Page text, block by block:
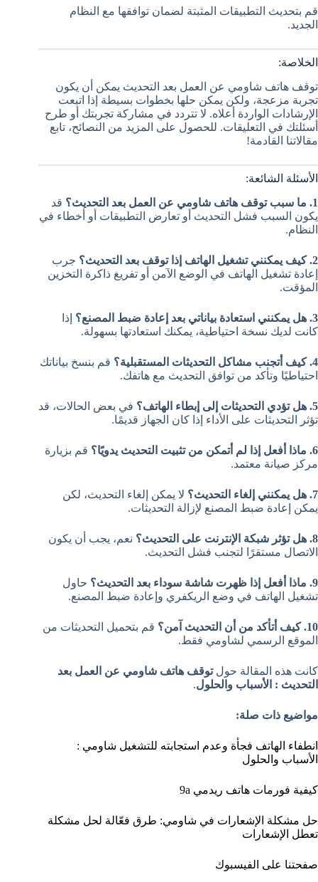
قم بتحديث التطبيقات المثبتة لضمان توافقها مع النظام
الجديد.
الخلاصة:
توقف هاتف شاومي عن العمل بعد التحديث يمكن أن يكون
تجربة مزعجة، ولكن يمكن حلها بخطوات بسيطة إذا اتبعت
الإرشادات الواردة أعلاه. لا تتردد في مشاركة تجربتك أو طرح
أسئلتك في التعليقات. للحصول على المزيد من النصائح، تابع
مقالاتنا القادمة!
الأسئلة الشائعة:
1. ما سبب توقف هاتف شاومي عن العمل بعد التحديث؟
قد
يكون السبب فشل التحديث أو تعارض التطبيقات أو أخطاء في
النظام.
2. كيف يمكنني تشغيل الهاتف إذا توقف بعد التحديث؟
جرب
إعادة تشغيل الهاتف في الوضع الآمن أو تفريغ ذاكرة التخزين
المؤقت.
3. هل يمكنني استعادة بياناتي بعد إعادة ضبط المصنع؟
إذا
كانت لديك نسخة احتياطية، يمكنك استعادتها بسهولة.
4. كيف أتجنب مشاكل التحديثات المستقبلية؟
قم بنسخ بياناتك
احتياطيًا وتأكد من توافق التحديث مع هاتفك.
5. هل تؤدي التحديثات إلى إبطاء الهاتف؟
في بعض الحالات، قد
تؤثر التحديثات على الأداء إذا كان الجهاز قديمًا.
6. ماذا أفعل إذا لم أتمكن من تثبيت التحديث يدويًا؟
قم بزيارة
مركز صيانة معتمد.
7. هل يمكنني إلغاء التحديث؟
لا يمكن إلغاء التحديث، لكن
يمكن إعادة ضبط المصنع لإزالة التحديثات.
8. هل تؤثر شبكة الإنترنت على التحديث؟
نعم، يجب أن يكون
الاتصال مستقرًا لتجنب فشل التحديث.
9. ماذا أفعل إذا ظهرت شاشة سوداء بعد التحديث؟
حاول
تشغيل الهاتف في وضع الريكفري وإعادة ضبط المصنع.
10. كيف أتأكد من أن التحديث آمن؟
قم بتحميل التحديثات من
الموقع الرسمي لشاومي فقط.
كانت هذه المقالة حولتوقف هاتف شاومي عن العمل بعد
التحديث : الأسباب والحلول.
مواضيع ذات صلة:
انطفاء الهاتف فجأة وعدم استجابته للتشغيل شاومي :
الأسباب والحلول
كيفية فورمات هاتف ريدمي 9a
حل مشكلة الإشعارات في شاومي: طرق فعّالة لحل مشكلة
تعطل الإشعارات
صفحتنا على الفيسبوك